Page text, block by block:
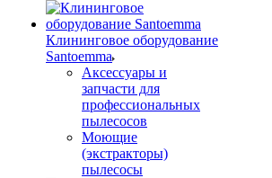
Клининговое оборудование
Santoemma
Аксессуары и
запчасти для
профессиональных
пылесосов
Моющие
(экстракторы)
пылесосы